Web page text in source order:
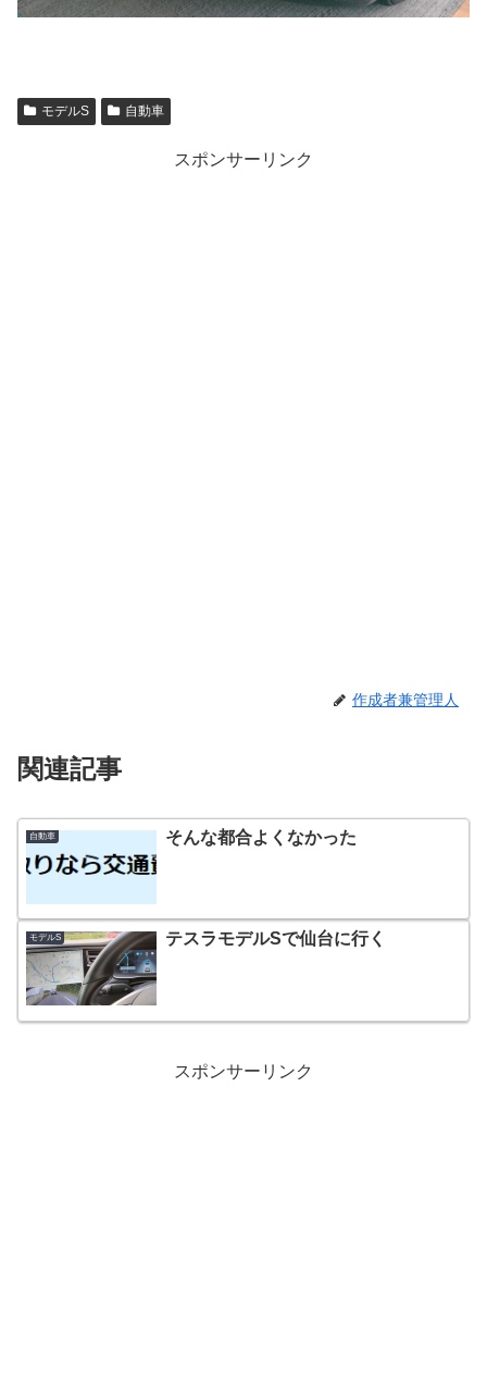
モデルS 自動車
スポンサーリンク
作成者兼管理人
関連記事
自動車 そんな都合よくなかった
モデルS テスラモデルSで仙台に行く
スポンサーリンク